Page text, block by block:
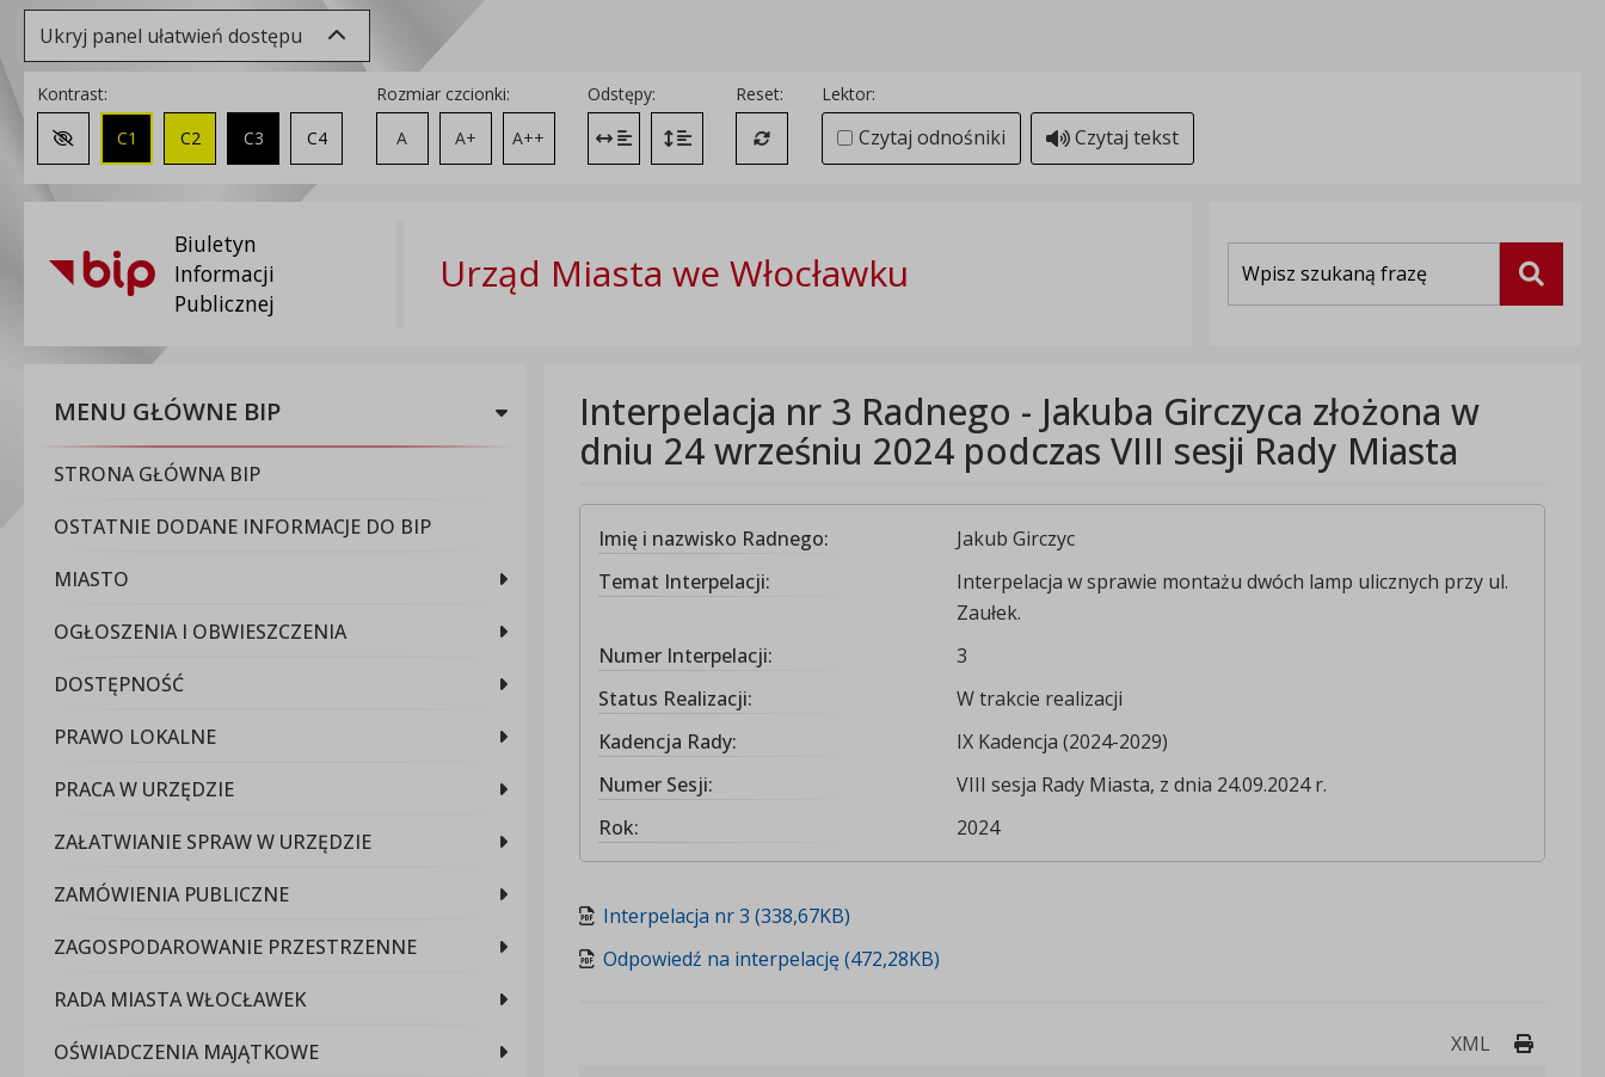
Ukryj panel ułatwień dostępu
Kontrast:
Zmień kontrast na domyślny
C1 C2 C3 C4
Rozmiar czcionki:
A
A+ A++
Odstępy:
Zmień odstęp między literami
Zmień interlinię i margines między paragrafami
Reset:
Przywróć ustawienia domyślne
Lektor:
Czytaj odnośniki Czytaj tekst
Biuletyn
Informacji
Publicznej
Urząd Miasta we Włocławku Szukaj
MENU GŁÓWNE BIP
STRONA GŁÓWNA BIP
OSTATNIE DODANE INFORMACJE DO BIP
MIASTO
OGŁOSZENIA I OBWIESZCZENIA
DOSTĘPNOŚĆ
PRAWO LOKALNE
PRACA W URZĘDZIE
ZAŁATWIANIE SPRAW W URZĘDZIE
ZAMÓWIENIA PUBLICZNE
ZAGOSPODAROWANIE PRZESTRZENNE
RADA MIASTA WŁOCŁAWEK
OŚWIADCZENIA MAJĄTKOWE
Interpelacja nr 3 Radnego - Jakuba Girczyca złożona w
dniu 24 wrześniu 2024 podczas VIII sesji Rady Miasta
Imię i nazwisko Radnego:
Jakub Girczyc
Temat Interpelacji:
Interpelacja w sprawie montażu dwóch lamp ulicznych przy ul.
Zaułek.
Numer Interpelacji:
3
Status Realizacji:
W trakcie realizacji
Kadencja Rady:
IX Kadencja (2024-2029)
Numer Sesji:
VIII sesja Rady Miasta, z dnia 24.09.2024 r.
Rok:
2024
Interpelacja nr 3 (338,67KB)
Odpowiedź na interpelację (472,28KB)
XML Drukuj